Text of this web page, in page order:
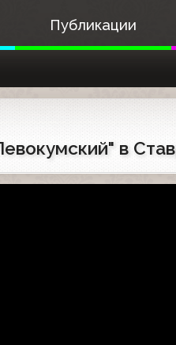
Публикации
в